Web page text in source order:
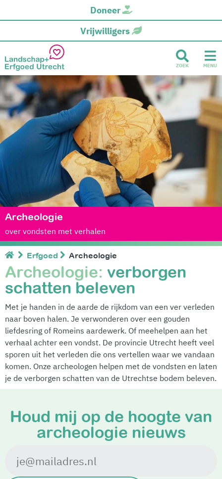
Doneer
Vrijwilligers
ZOEK MENU
Archeologie
over vondsten met verhalen
Erfgoed Archeologie
Archeologie: verborgen
schatten beleven
Met je handen in de aarde de rijkdom van een ver verleden
naar boven halen. Je verwonderen over een gouden
liefdesring of Romeins aardewerk. Of meehelpen aan het
verhaal achter een vondst. De provincie Utrecht heeft veel
sporen uit het verleden die ons vertellen waar we vandaan
komen. Onze archeologen helpen met de vondsten en laten
je de verborgen schatten van de Utrechtse bodem beleven.
Houd mij op de hoogte van
archeologie nieuws